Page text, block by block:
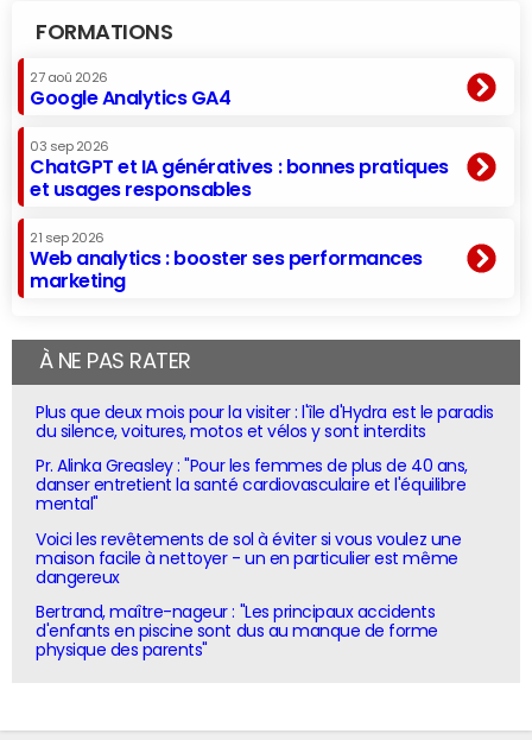
FORMATIONS
27 aoû 2026
Google Analytics GA4
03 sep 2026
ChatGPT et IA génératives : bonnes pratiques
et usages responsables
21 sep 2026
Web analytics : booster ses performances
marketing
À NE PAS RATER
Plus que deux mois pour la visiter : l'île d'Hydra est le paradis
du silence, voitures, motos et vélos y sont interdits
Pr. Alinka Greasley : "Pour les femmes de plus de 40 ans,
danser entretient la santé cardiovasculaire et l'équilibre
mental"
Voici les revêtements de sol à éviter si vous voulez une
maison facile à nettoyer - un en particulier est même
dangereux
Bertrand, maître-nageur : "Les principaux accidents
d'enfants en piscine sont dus au manque de forme
physique des parents"